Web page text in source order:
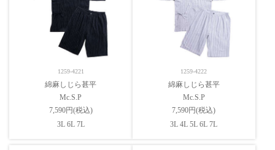
1259-4221
綿麻しじら甚平
Mc.S.P
7,590円(税込)
3L 6L 7L
1259-4222
綿麻しじら甚平
Mc.S.P
7,590円(税込)
3L 4L 5L 6L 7L